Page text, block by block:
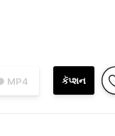
MP4 કૅપ્શન